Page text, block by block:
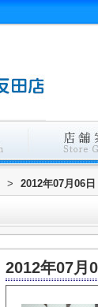
> 2012年07月06日
2012年07月